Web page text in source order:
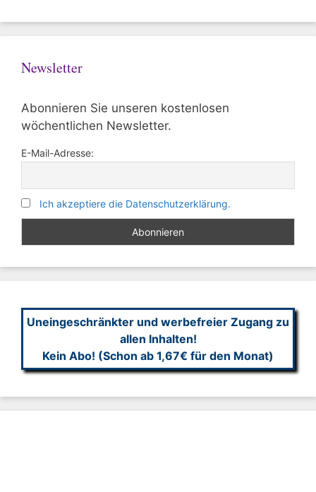
Newsletter
Abonnieren Sie unseren kostenlosen
wöchentlichen Newsletter.
E-Mail-Adresse:
Ich akzeptiere die Datenschutzerklärung.
Uneingeschränkter und werbefreier Zugang zu
allen Inhalten!
Kein Abo! (Schon ab 1,67€ für den Monat)